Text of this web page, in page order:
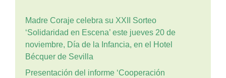
Madre Coraje celebra su XXII Sorteo
‘Solidaridad en Escena’ este jueves 20 de
noviembre, Día de la Infancia, en el Hotel
Bécquer de Sevilla
Presentación del informe ‘Cooperación